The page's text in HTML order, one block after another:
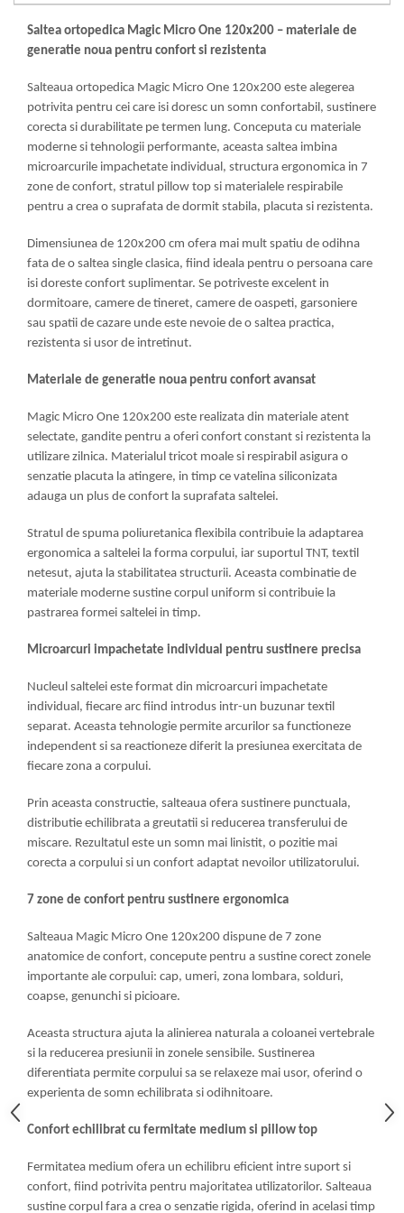
Mese gradinita
Scaune gradinita
Mobilier copii
Mobila camera copii
Scaune birou pentru copii
Saltele patuturi copii
Paturi copii
Masa si scaune gradinita
Seturi comode living si dormitor
Saltea ortopedica Magic Micro One 120x200 – materiale de
generatie noua pentru confort si rezistenta
Salteaua ortopedica Magic Micro One 120x200 este alegerea
potrivita pentru cei care isi doresc un somn confortabil, sustinere
corecta si durabilitate pe termen lung. Conceputa cu materiale
moderne si tehnologii performante, aceasta saltea imbina
microarcurile impachetate individual, structura ergonomica in 7
zone de confort, stratul pillow top si materialele respirabile
pentru a crea o suprafata de dormit stabila, placuta si rezistenta.
Dimensiunea de 120x200 cm ofera mai mult spatiu de odihna
fata de o saltea single clasica, fiind ideala pentru o persoana care
isi doreste confort suplimentar. Se potriveste excelent in
dormitoare, camere de tineret, camere de oaspeti, garsoniere
sau spatii de cazare unde este nevoie de o saltea practica,
rezistenta si usor de intretinut.
Materiale de generatie noua pentru confort avansat
Magic Micro One 120x200 este realizata din materiale atent
selectate, gandite pentru a oferi confort constant si rezistenta la
utilizare zilnica. Materialul tricot moale si respirabil asigura o
senzatie placuta la atingere, in timp ce vatelina siliconizata
adauga un plus de confort la suprafata saltelei.
Stratul de spuma poliuretanica flexibila contribuie la adaptarea
ergonomica a saltelei la forma corpului, iar suportul TNT, textil
netesut, ajuta la stabilitatea structurii. Aceasta combinatie de
materiale moderne sustine corpul uniform si contribuie la
pastrarea formei saltelei in timp.
Microarcuri impachetate individual pentru sustinere precisa
Nucleul saltelei este format din microarcuri impachetate
individual, fiecare arc fiind introdus intr-un buzunar textil
separat. Aceasta tehnologie permite arcurilor sa functioneze
independent si sa reactioneze diferit la presiunea exercitata de
fiecare zona a corpului.
Prin aceasta constructie, salteaua ofera sustinere punctuala,
distributie echilibrata a greutatii si reducerea transferului de
miscare. Rezultatul este un somn mai linistit, o pozitie mai
corecta a corpului si un confort adaptat nevoilor utilizatorului.
7 zone de confort pentru sustinere ergonomica
Salteaua Magic Micro One 120x200 dispune de 7 zone
anatomice de confort, concepute pentru a sustine corect zonele
importante ale corpului: cap, umeri, zona lombara, solduri,
coapse, genunchi si picioare.
Aceasta structura ajuta la alinierea naturala a coloanei vertebrale
si la reducerea presiunii in zonele sensibile. Sustinerea
diferentiata permite corpului sa se relaxeze mai usor, oferind o
experienta de somn echilibrata si odihnitoare.
Confort echilibrat cu fermitate medium si pillow top
Fermitatea medium ofera un echilibru eficient intre suport si
confort, fiind potrivita pentru majoritatea utilizatorilor. Salteaua
sustine corpul fara a crea o senzatie rigida, oferind in acelasi timp